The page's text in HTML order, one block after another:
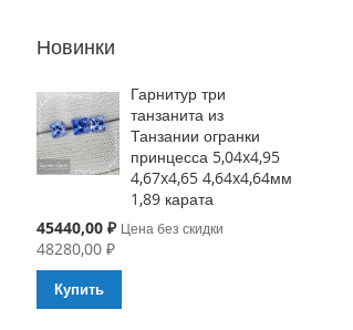
Новинки
Гарнитур три
танзанита из
Танзании огранки
принцесса 5,04x4,95
4,67x4,65 4,64x4,64мм
1,89 карата
Special
Price
45440,00 ₽ Цена без скидки
48280,00 ₽
Купить